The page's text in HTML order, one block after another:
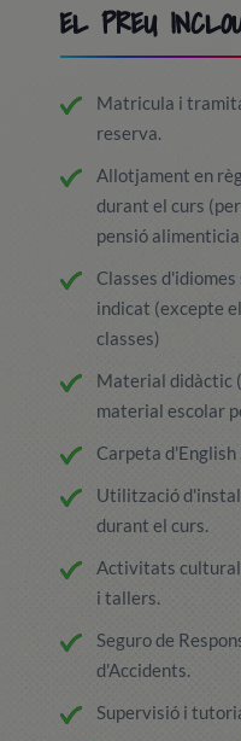
EL PREU
Matricula i
reserva.
Allotjament en
durant el curs
pensió
Classes
indicat (excepte
classes)
Material didàctic
material escolar
Carpeta d'English
Utilització
durant el curs.
Activitats
i tallers.
Seguro de
d'Accidents.
Supervisió i